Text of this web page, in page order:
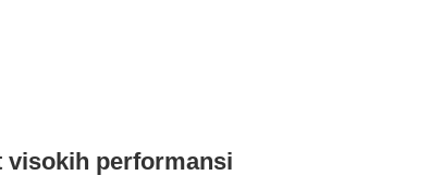
visokih performansi